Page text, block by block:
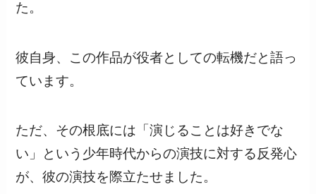
た。
彼自身、この作品が役者としての転機だと語っ
ています。
ただ、その根底には「演じることは好きでな
い」という少年時代からの演技に対する反発心
が、彼の演技を際立たせました。